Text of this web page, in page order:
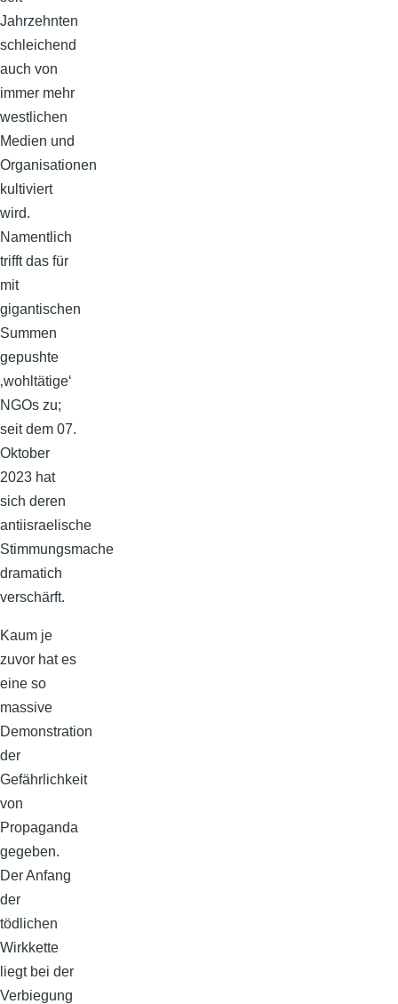
Jahrzehnten
schleichend
auch von
immer mehr
westlichen
Medien und
Organisationen
kultiviert
wird.
Namentlich
trifft das für
mit
gigantischen
Summen
gepushte
‚wohltätige‘
NGOs zu;
seit dem 07.
Oktober
2023 hat
sich deren
antiisraelische
Stimmungsmache
dramatich
verschärft.
Kaum je
zuvor hat es
eine so
massive
Demonstration
der
Gefährlichkeit
von
Propaganda
gegeben.
Der Anfang
der
tödlichen
Wirkkette
liegt bei der
Verbiegung